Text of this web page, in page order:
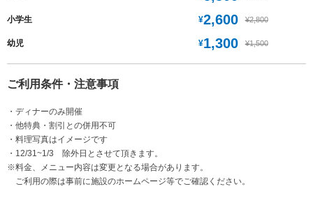
小学生 ¥2,600 ¥2,800
幼児 ¥1,300 ¥1,500
ご利用条件・注意事項
・ディナーのみ開催
・他特典・割引との併用不可
・料理写真はイメージです
・12/31~1/3 除外日とさせて頂きます。
※料金、メニュー内容は変更となる場合があります。
ご利用の際は事前に施設のホームページ等でご確認ください。